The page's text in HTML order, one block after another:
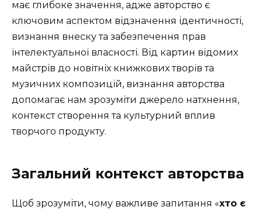
має глибоке значення, адже авторство є
ключовим аспектом відзначення ідентичності,
визнання внеску та забезпечення прав
інтелектуальної власності. Від картин відомих
майстрів до новітніх книжкових творів та
музичних композицій, визнання авторства
допомагає нам зрозуміти джерело натхнення,
контекст створення та культурний вплив
творчого продукту.
Загальний контекст авторства
Щоб зрозуміти, чому важливе запитання «хто є